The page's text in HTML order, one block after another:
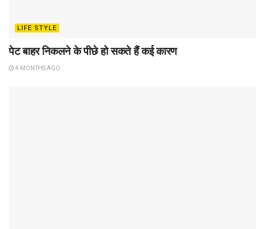
LIFE STYLE
पेट बाहर निकलने के पीछे हो सकते हैं कई कारण
4 MONTHS AGO